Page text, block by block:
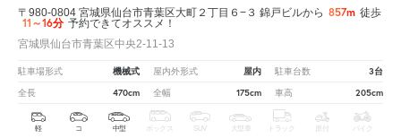
〒980-0804 宮城県仙台市青葉区大町２丁目６−３ 錦戸ビルから 857m 徒歩
11～16分 予約できてオススメ！
宮城県仙台市青葉区中央2-11-13
駐車場形式 機械式 屋内外形式 屋内 駐車台数 3台
全長 470cm 全幅 175cm 車高 205cm
軽 コ 中型 ボックス SUV 大型車 トラック 原付 バイク